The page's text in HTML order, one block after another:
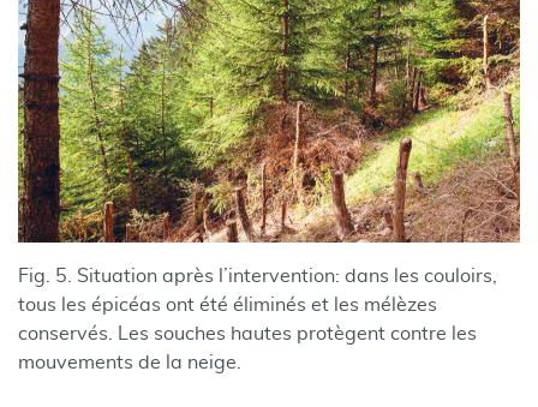
Fig. 5. Situation après l’intervention: dans les couloirs,
tous les épicéas ont été éliminés et les mélèzes
conservés. Les souches hautes protègent contre les
mouvements de la neige.